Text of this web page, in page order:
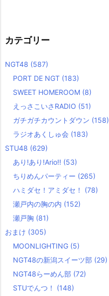
カテゴリー
NGT48 (587)
PORT DE NGT (183)
SWEET HOMEROOM (8)
えっさこいさRADIO (51)
ガチガチカウントダウン (158)
ラジオあくしゅ会 (183)
STU48 (629)
あり!あり!Ario!! (53)
ちりめんパーティー (265)
ハミダセ！アミダセ！ (78)
瀬戸内の胸の内 (152)
瀬戸胸 (81)
おまけ (305)
MOONLIGHTING (5)
NGT48の新潟スイーツ部 (29)
NGT48らーめん部 (72)
STUでんつ！ (148)